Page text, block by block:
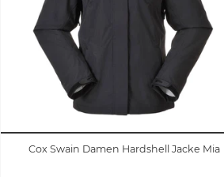
Cox Swain Damen Hardshell Jacke Mia